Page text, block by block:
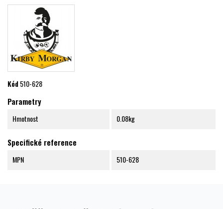
Kód510-628
Parametry
Hmotnost 0.08kg
Specifické reference
MPN 510-628